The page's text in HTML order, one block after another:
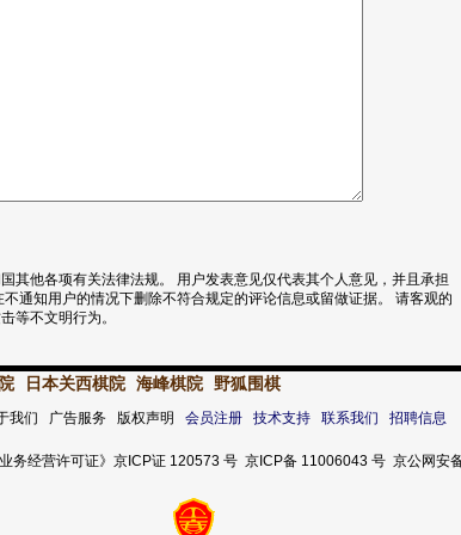
其他各项有关法律法规。 用户发表意见仅代表其个人意见，并且承担
通知用户的情况下删除不符合规定的评论信息或留做证据。 请客观的
等不文明行为。
日本关西棋院 海峰棋院 野狐围棋
们 广告服务 版权声明 会员注册 技术支持 联系我们 招聘信息
业务经营许可证》京ICP证 120573 号 京ICP备 11006043 号 京公网安